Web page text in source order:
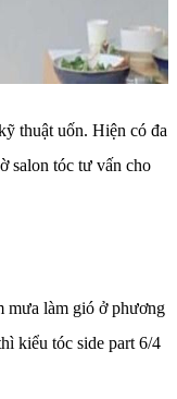
thuật uốn. Hiện có đa
salon tóc tư vấn cho
mưa làm gió ở phương
kiểu tóc side part 6/4